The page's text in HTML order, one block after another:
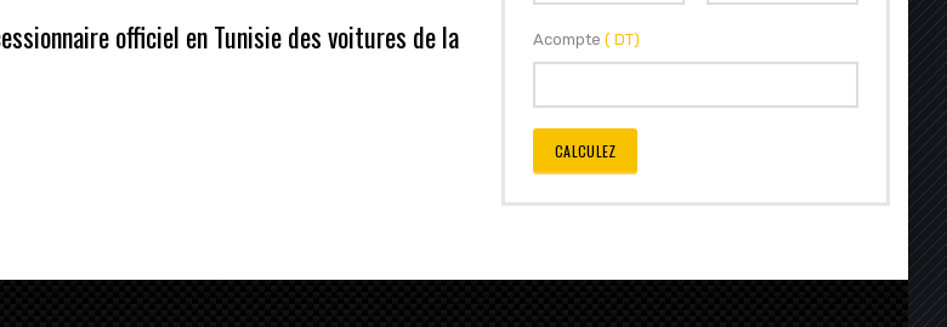
officiel en Tunisie des voitures de la
Acompte ( DT)
CALCULEZ